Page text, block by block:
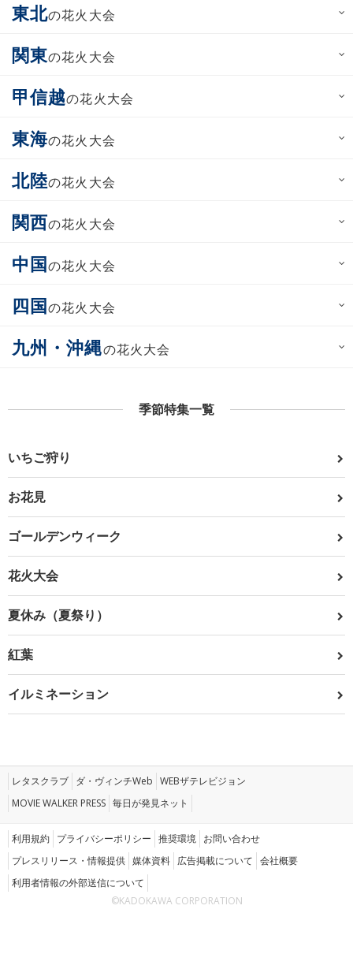
東北の花火大会
関東の花火大会
甲信越の花火大会
東海の花火大会
北陸の花火大会
関西の花火大会
中国の花火大会
四国の花火大会
九州・沖縄の花火大会
季節特集一覧
いちご狩り
お花見
ゴールデンウィーク
花火大会
夏休み（夏祭り）
紅葉
イルミネーション
レタスクラブ ダ・ヴィンチWeb WEBザテレビジョン
MOVIE WALKER PRESS 毎日が発見ネット
利用規約 プライバシーポリシー 推奨環境 お問い合わせ
プレスリリース・情報提供 媒体資料 広告掲載について 会社概要
利用者情報の外部送信について
©KADOKAWA CORPORATION